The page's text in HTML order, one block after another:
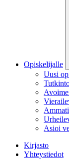
Opiskelijalle
Uusi
Asioi
Kirjasto
Yhteystiedot